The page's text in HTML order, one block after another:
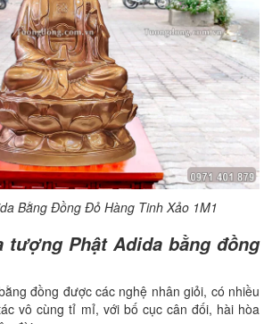
Bằng Đồng Đỏ Hàng Tinh Xảo 1M1
tượng Phật Adida bằng đồng
đồng được các nghệ nhân giỏi, có nhiều
vô cùng tỉ mỉ, với bố cục cân đối, hài hòa